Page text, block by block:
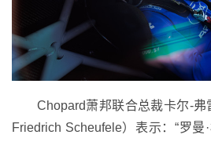
Chopard萧邦联合总裁卡尔-弗
Friedrich Scheufele）表示：“罗